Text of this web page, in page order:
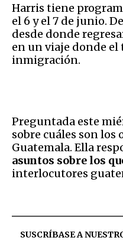
Harris tiene
el 6 y el 7 de junio.
desde donde
en un viaje donde el
inmigración.
Preguntada este
sobre cuáles son los
Guatemala. Ella
asuntos sobre los
interlocutores
SUSCRÍBASE A